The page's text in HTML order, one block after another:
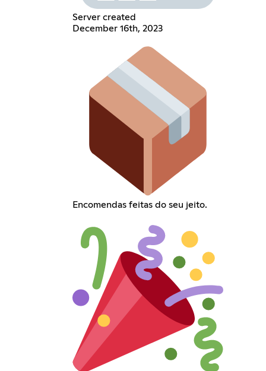
Server created
December 16th, 2023
Encomendas feitas do seu jeito.